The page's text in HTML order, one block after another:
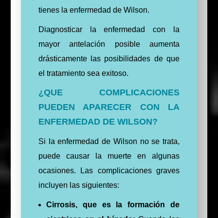
tienes la enfermedad de Wilson.
Diagnosticar la enfermedad con la
mayor antelación posible aumenta
drásticamente las posibilidades de que
el tratamiento sea exitoso.
¿QUE COMPLICACIONES
PUEDEN APARECER CON LA
ENFERMEDAD DE WILSON?
Si la enfermedad de Wilson no se trata,
puede causar la muerte en algunas
ocasiones. Las complicaciones graves
incluyen las siguientes:
Cirrosis, que es la formación de